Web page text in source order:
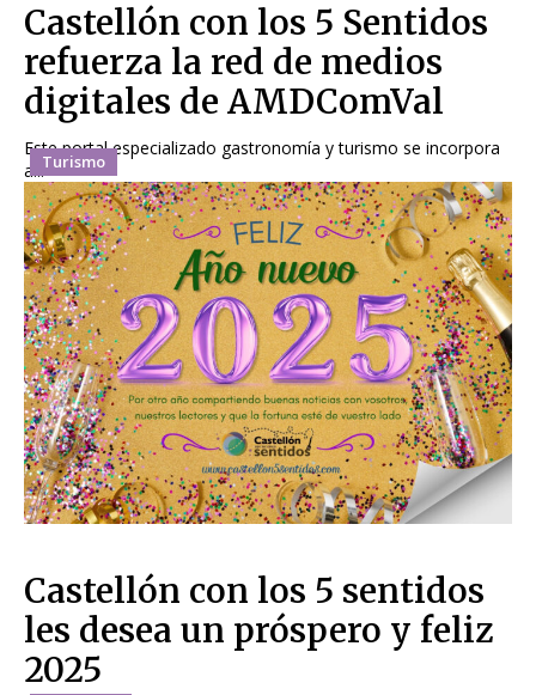
Turismo
Castellón con los 5 Sentidos
refuerza la red de medios
digitales de AMDComVal
Este portal especializado gastronomía y turismo se incorpora
a...
Castellón con los 5 sentidos
les desea un próspero y feliz
2025